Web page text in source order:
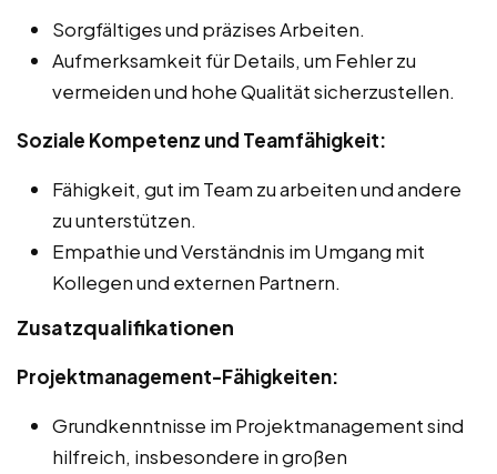
Sorgfältiges und präzises Arbeiten.
Aufmerksamkeit für Details, um Fehler zu
vermeiden und hohe Qualität sicherzustellen.
Soziale Kompetenz und Teamfähigkeit:
Fähigkeit, gut im Team zu arbeiten und andere
zu unterstützen.
Empathie und Verständnis im Umgang mit
Kollegen und externen Partnern.
Zusatzqualifikationen
Projektmanagement-Fähigkeiten:
Grundkenntnisse im Projektmanagement sind
hilfreich, insbesondere in großen